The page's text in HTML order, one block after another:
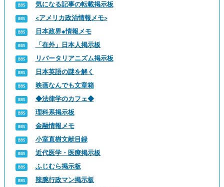
気になる記事の転載掲示板
<アメリカ政治情報メモ>
日本政界●情報メモ
「在外」日本人掲示板
リバータリアニズム掲示板
日本英語の謎を解く
映画なんでも文章箱
◆法律学のカフェ◆
理科系掲示板
金融情報メモ
小室直樹文献目録
近代医学・医療掲示板
ふじむら掲示板
辣腕行政マン掲示板